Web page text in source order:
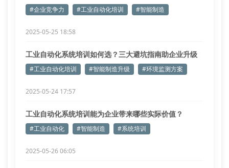
#企业竞争力 #工业自动化培训 #智能制造
2025-05-25 18:58
工业自动化系统培训如何选？三大避坑指南助企业升级
#工业自动化培训 #智能制造升级 #环境监测方案
2025-05-24 17:57
工业自动化系统培训能为企业带来哪些实际价值？
#工业自动化 #智能制造 #系统培训
2025-05-26 06:05